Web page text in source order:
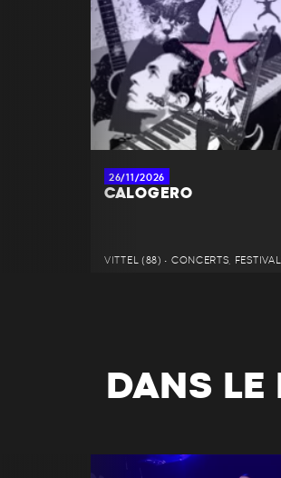
26/11/2026
CALOGERO
VITTEL (88) • CONCERTS,
DANS